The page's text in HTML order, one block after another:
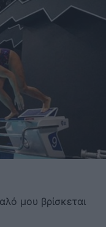
μου βρίσκεται